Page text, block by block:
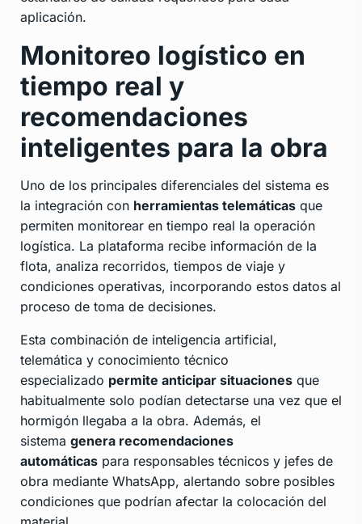
aplicación.
Monitoreo logístico en
tiempo real y
recomendaciones
inteligentes para la obra
Uno de los principales diferenciales del sistema es
la integración con herramientas telemáticas que
permiten monitorear en tiempo real la operación
logística. La plataforma recibe información de la
flota, analiza recorridos, tiempos de viaje y
condiciones operativas, incorporando estos datos al
proceso de toma de decisiones.
Esta combinación de inteligencia artificial,
telemática y conocimiento técnico
especializado permite anticipar situaciones que
habitualmente solo podían detectarse una vez que el
hormigón llegaba a la obra. Además, el
sistema genera recomendaciones
automáticas para responsables técnicos y jefes de
obra mediante WhatsApp, alertando sobre posibles
condiciones que podrían afectar la colocación del